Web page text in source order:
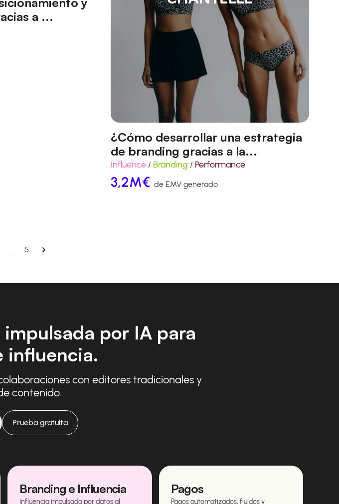
a ...
¿Cómo desarrollar una estrategia
de branding gracias a la...
Influence / Branding / Performance
3,2M€ de EMV generado
5
por IA para
influencia.
con editores tradicionales y
contenido.
Prueba gratuita
Branding e Influencia
Influencia impulsada por datos al
Pagos
Pagos automatizados, fluidos y